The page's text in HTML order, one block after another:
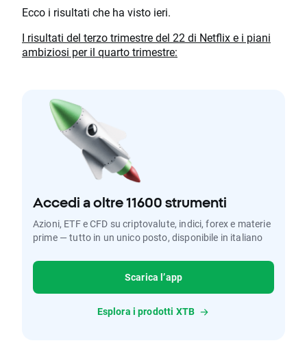
Ecco i risultati che ha visto ieri.
I risultati del terzo trimestre del 22 di Netflix e i piani
ambiziosi per il quarto trimestre:
Accedi a oltre 11600 strumenti
Azioni, ETF e CFD su criptovalute, indici, forex e materie
prime — tutto in un unico posto, disponibile in italiano
Scarica l’app
Esplora i prodotti XTB